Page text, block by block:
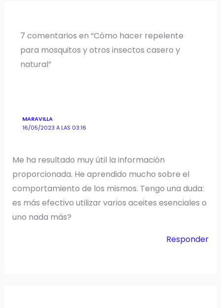
7 comentarios en “Cómo hacer repelente
para mosquitos y otros insectos casero y
natural”
MARAVILLA
16/05/2023 A LAS 03:16
Me ha resultado muy útil la información
proporcionada. He aprendido mucho sobre el
comportamiento de los mismos. Tengo una duda:
es más efectivo utilizar varios aceites esenciales o
uno nada más?
Responder